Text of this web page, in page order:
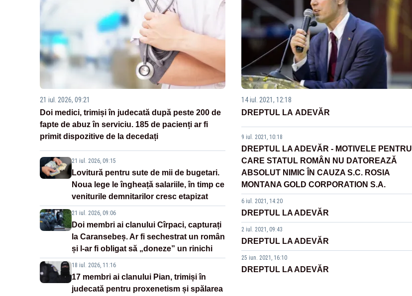
21 iul. 2026, 09:21
Doi medici, trimiși în judecată după peste 200 de
fapte de abuz în serviciu. 185 de pacienți ar fi
primit dispozitive de la decedați
21 iul. 2026, 09:15
Lovitură pentru sute de mii de bugetari.
Noua lege le îngheață salariile, în timp ce
veniturile demnitarilor cresc etapizat
21 iul. 2026, 09:06
Doi membri ai clanului Cîrpaci, capturați
la Caransebeș. Ar fi sechestrat un român
și l-ar fi obligat să „doneze” un rinichi
18 iul. 2026, 11:16
17 membri ai clanului Pian, trimiși în
judecată pentru proxenetism și spălarea
14 iul. 2021, 12:18
DREPTUL LA ADEVĂR
9 iul. 2021, 10:18
DREPTUL LA ADEVĂR - MOTIVELE PENTRU
CARE STATUL ROMÂN NU DATOREAZĂ
ABSOLUT NIMIC ÎN CAUZA S.C. ROSIA
MONTANA GOLD CORPORATION S.A.
6 iul. 2021, 14:20
DREPTUL LA ADEVĂR
2 iul. 2021, 09:43
DREPTUL LA ADEVĂR
25 iun. 2021, 16:10
DREPTUL LA ADEVĂR